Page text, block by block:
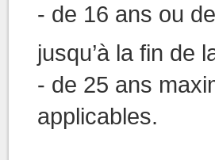
- de 16 ans ou
jusqu’à la fin de
- de 25 ans
applicables.